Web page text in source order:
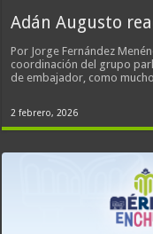
Adán Augusto
Por Jorge Fernández
coordinación del grupo
de embajador, como
2 febrero, 2026